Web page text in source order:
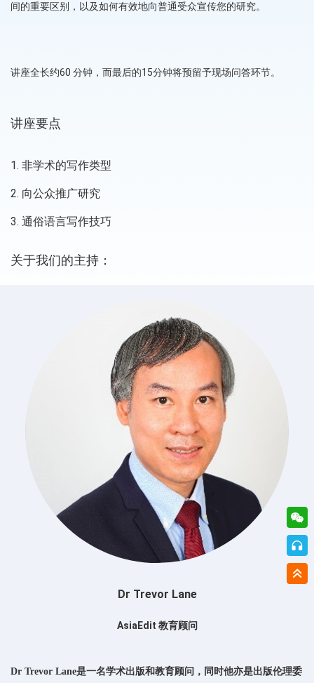
间的重要区别，以及如何有效地向普通受众宣传您的研究。
讲座全长约60 分钟，而最后的15分钟将预留予现场问答环节。
讲座要点
1. 非学术的写作类型
2. 向公众推广研究
3. 通俗语言写作技巧
关于我们的主持：
Dr Trevor Lane
AsiaEdit 教育顾问
Dr Trevor Lane是一名学术出版和教育顾问，同时他亦是出版伦理委